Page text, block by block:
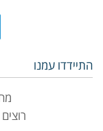
התיידדו עמנו